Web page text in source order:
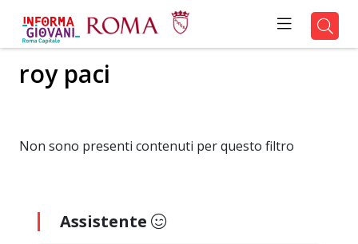
roy paci
Non sono presenti contenuti per questo filtro
Assistente